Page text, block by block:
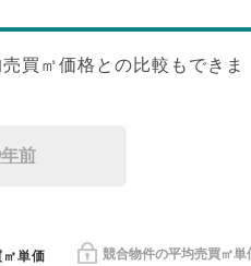
買㎡価格との比較もできま
前
競合物件の平均売買㎡単
単価